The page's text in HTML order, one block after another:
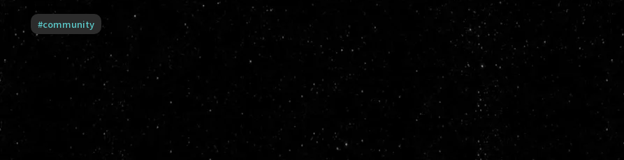
#community